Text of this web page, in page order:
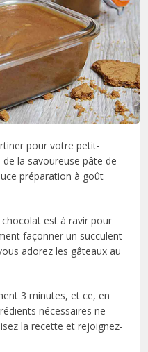
pour votre petit-
la savoureuse pâte de
préparation à goût
est à ravir pour
façonner un succulent
adorez les gâteaux au
3 minutes, et ce, en
nécessaires ne
la recette et rejoignez-